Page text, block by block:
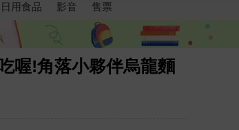
日用食品 影音 售票
喔!角落小夥伴烏龍麵